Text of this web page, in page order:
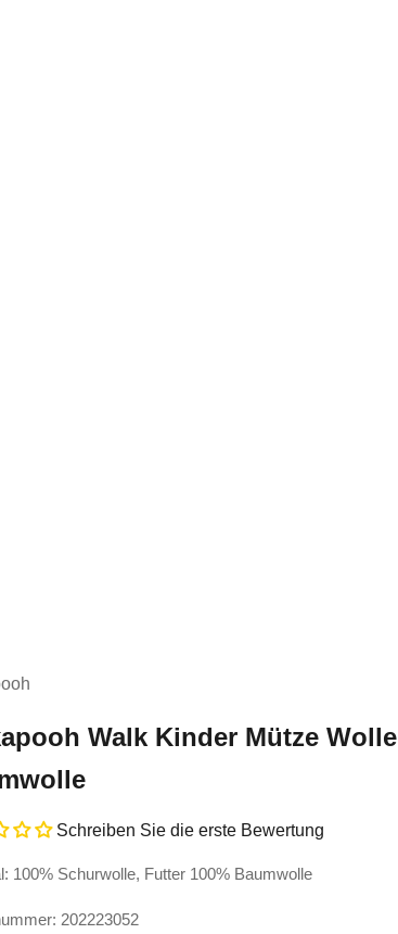
Walk Kinder Mütze Wolle
Schreiben Sie die erste Bewertung
100% Schurwolle, Futter 100% Baumwolle
202223052